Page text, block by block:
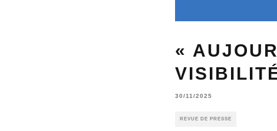
«
30/11/2025
REVUE DE PRESSE